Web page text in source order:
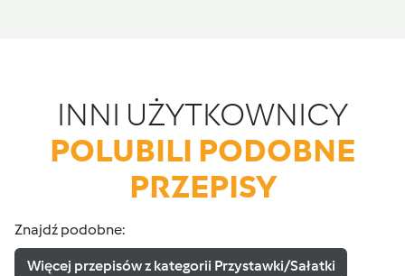
INNI UŻYTKOWNICY
POLUBILI PODOBNE
PRZEPISY
Znajdź podobne:
Więcej przepisów z kategorii Przystawki/Sałatki